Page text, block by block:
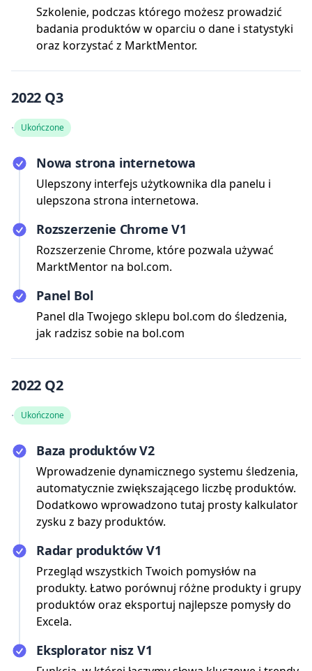
Szkolenie, podczas którego możesz prowadzić
badania produktów w oparciu o dane i statystyki
oraz korzystać z MarktMentor.
2022 Q3
· Ukończone
Nowa strona internetowa
Ulepszony interfejs użytkownika dla panelu i
ulepszona strona internetowa.
Rozszerzenie Chrome V1
Rozszerzenie Chrome, które pozwala używać
MarktMentor na bol.com.
Panel Bol
Panel dla Twojego sklepu bol.com do śledzenia,
jak radzisz sobie na bol.com
2022 Q2
· Ukończone
Baza produktów V2
Wprowadzenie dynamicznego systemu śledzenia,
automatycznie zwiększającego liczbę produktów.
Dodatkowo wprowadzono tutaj prosty kalkulator
zysku z bazy produktów.
Radar produktów V1
Przegląd wszystkich Twoich pomysłów na
produkty. Łatwo porównuj różne produkty i grupy
produktów oraz eksportuj najlepsze pomysły do
Excela.
Eksplorator nisz V1